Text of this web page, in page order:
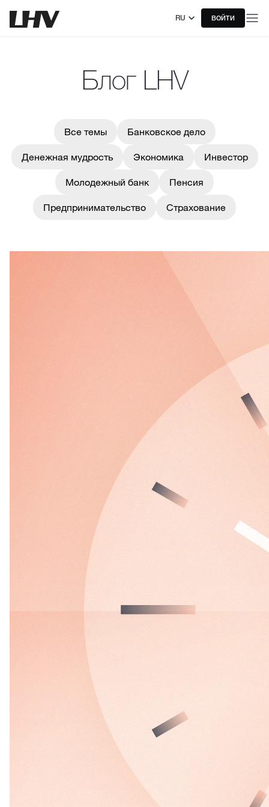
RU ВОЙТИ
Блог LHV
Все темы Банковское дело
Денежная мудрость Экономика Инвестор
Молодежный банк Пенсия
Предпринимательство Страхование